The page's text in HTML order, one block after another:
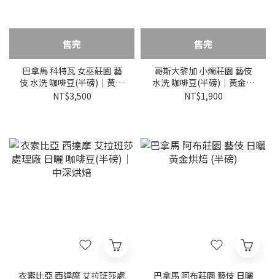
售完
巴拿馬 科特瓦 女巫莊園 藝
伎 水洗 咖啡豆(半磅)｜黃金
烘焙
NT$3,500
售完
哥斯大黎加 小燭莊園 藝伎
水洗 咖啡豆(半磅)｜黃金烘
焙
NT$1,900
衣索比亞 西達摩 艾拉班莎處
巴拿馬 阿布莊園 藝伎 日曬